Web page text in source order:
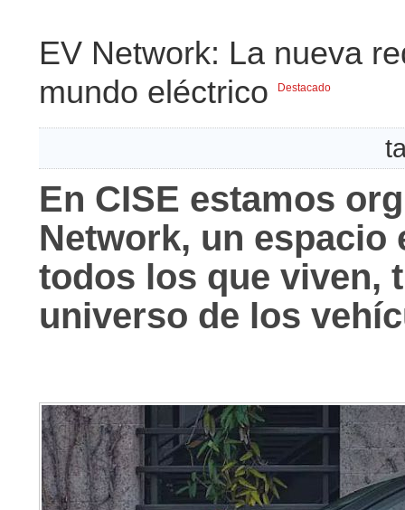
EV Network: La nueva
mundo eléctrico
Destacado
En CISE estamos
Network, un espacio
todos los que viven,
universo de los